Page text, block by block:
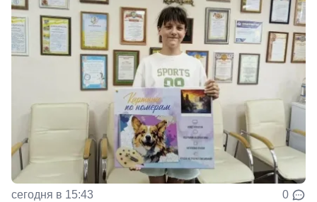
сегодня в 15:43 0